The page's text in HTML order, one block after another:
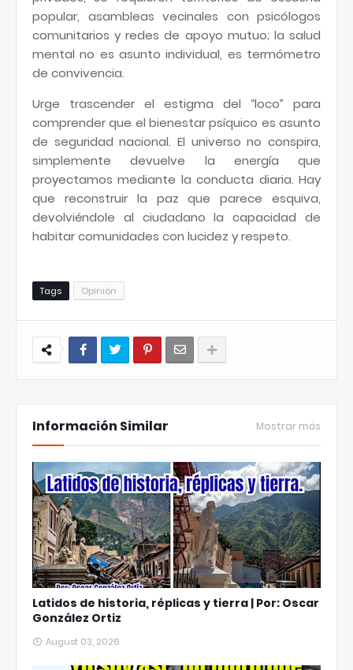
popular, asambleas vecinales con psicólogos
comunitarios y redes de apoyo mutuo; la salud
mental no es asunto individual, es termómetro
de convivencia.
Urge trascender el estigma del “loco” para
comprender que el bienestar psíquico es asunto
de seguridad nacional. El universo no conspira,
simplemente devuelve la energía que
proyectamos mediante la conducta diaria. Hay
que reconstruir la paz que parece esquiva,
devolviéndole al ciudadano la capacidad de
habitar comunidades con lucidez y respeto.
Tags Opiniòn
Información Similar Mostrar más
Latidos de historia, réplicas y tierra | Por: Oscar
González Ortiz
August 03, 2026